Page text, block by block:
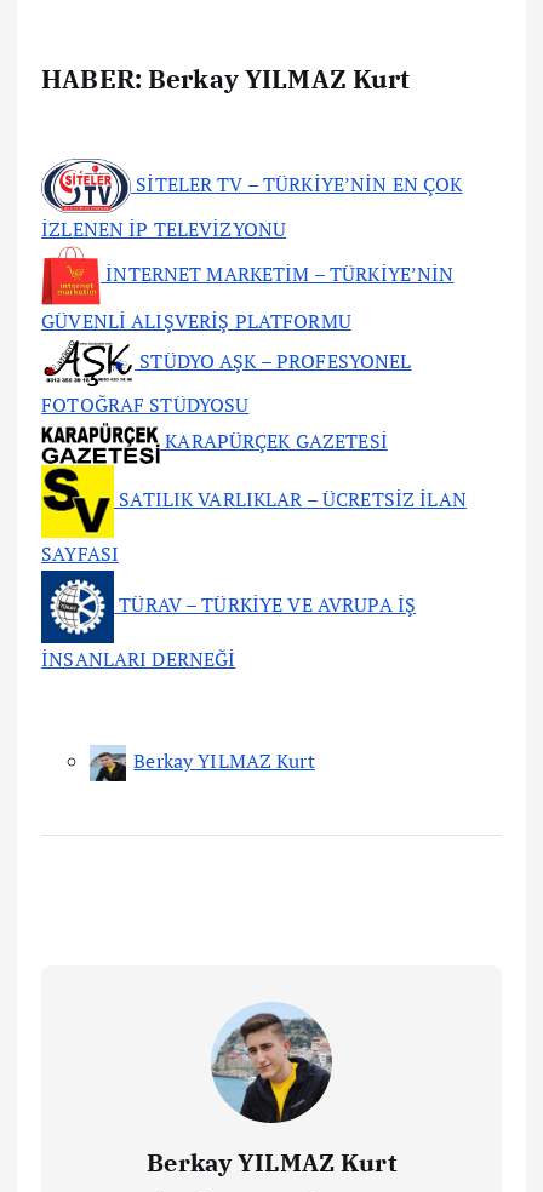
HABER: Berkay YILMAZ Kurt
SİTELER TV – TÜRKİYE’NİN EN ÇOK
İZLENEN İP TELEVİZYONU
İNTERNET MARKETİM – TÜRKİYE’NİN
GÜVENLİ ALIŞVERİŞ PLATFORMU
STÜDYO AŞK – PROFESYONEL
FOTOĞRAF STÜDYOSU
KARAPÜRÇEK GAZETESİ
SATILIK VARLIKLAR – ÜCRETSİZ İLAN
SAYFASI
TÜRAV – TÜRKİYE VE AVRUPA İŞ
İNSANLARI DERNEĞİ
Berkay YILMAZ Kurt
Berkay YILMAZ Kurt